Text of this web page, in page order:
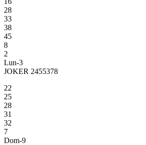
28
33
38
45
8
2
Lun-3
JOKER 2455378
22
25
28
31
32
7
Dom-9